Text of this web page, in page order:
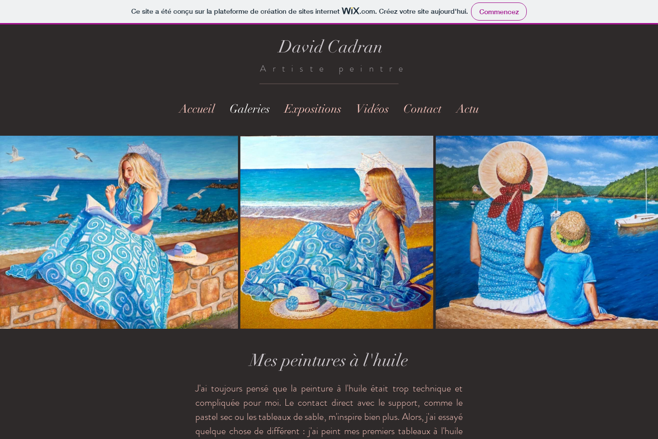
Ce site a été conçu sur la plateforme de création de sites internet .com. Créez votre site aujourd'hui. Commencez
David Cadran
Artiste peintre
Accueil Galeries Expositions Vidéos Contact Actu
Mes peintures à l'huile
J'ai toujours pensé que la peinture à l'huile était trop technique et
compliquée pour moi. Le contact direct avec le support, comme le
pastel sec ou les tableaux de sable, m'inspire bien plus. Alors, j'ai essayé
quelque chose de différent : j'ai peint mes premiers tableaux à l'huile